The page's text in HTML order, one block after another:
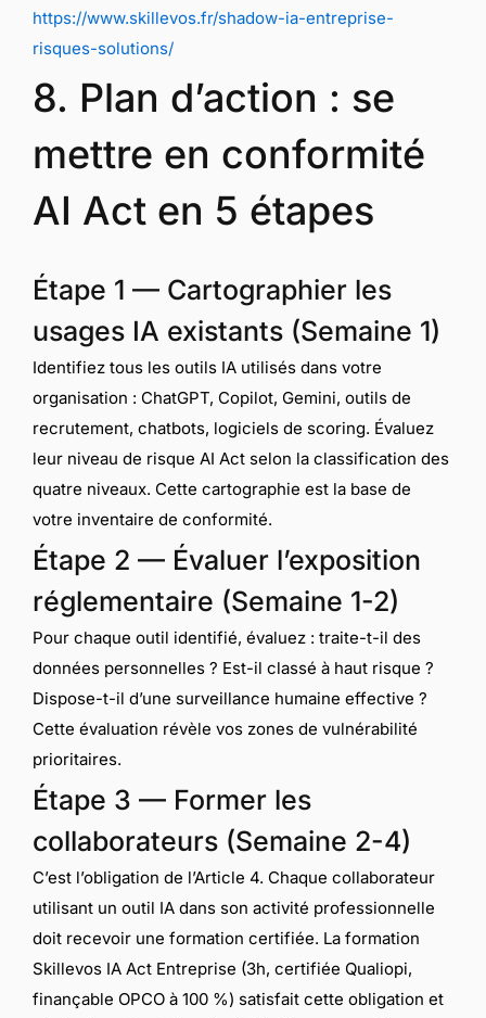
https://www.skillevos.fr/shadow-ia-entreprise-
risques-solutions/
8. Plan d’action : se
mettre en conformité
AI Act en 5 étapes
Étape 1 — Cartographier les
usages IA existants (Semaine 1)
Identifiez tous les outils IA utilisés dans votre
organisation : ChatGPT, Copilot, Gemini, outils de
recrutement, chatbots, logiciels de scoring. Évaluez
leur niveau de risque AI Act selon la classification des
quatre niveaux. Cette cartographie est la base de
votre inventaire de conformité.
Étape 2 — Évaluer l’exposition
réglementaire (Semaine 1-2)
Pour chaque outil identifié, évaluez : traite-t-il des
données personnelles ? Est-il classé à haut risque ?
Dispose-t-il d’une surveillance humaine effective ?
Cette évaluation révèle vos zones de vulnérabilité
prioritaires.
Étape 3 — Former les
collaborateurs (Semaine 2-4)
C’est l’obligation de l’Article 4. Chaque collaborateur
utilisant un outil IA dans son activité professionnelle
doit recevoir une formation certifiée. La formation
Skillevos IA Act Entreprise (3h, certifiée Qualiopi,
finançable OPCO à 100 %) satisfait cette obligation et